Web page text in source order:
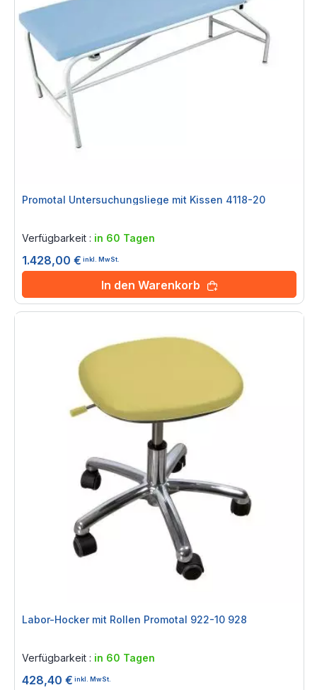
Promotal Untersuchungsliege mit Kissen 4118-20
Verfügbarkeit : in 60 Tagen
1.428,00 € inkl. MwSt.
In den Warenkorb
Labor-Hocker mit Rollen Promotal 922-10 928
Verfügbarkeit : in 60 Tagen
428,40 € inkl. MwSt.